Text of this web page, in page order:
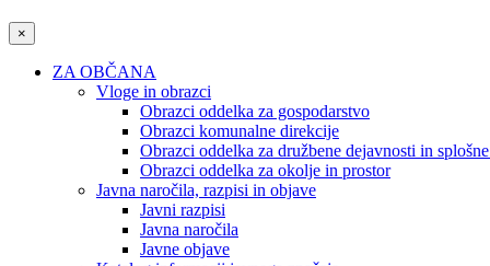
prilagodite
spletno
slabovidnim,
×
ZA OBČANA
Vloge in obrazci
Obrazci oddelka za gospodarstvo
Obrazci komunalne direkcije
Obrazci oddelka za družbene dejavnosti in
Obrazci oddelka za okolje in prostor
Javna naročila, razpisi in objave
Javni razpisi
Javna naročila
Javne objave